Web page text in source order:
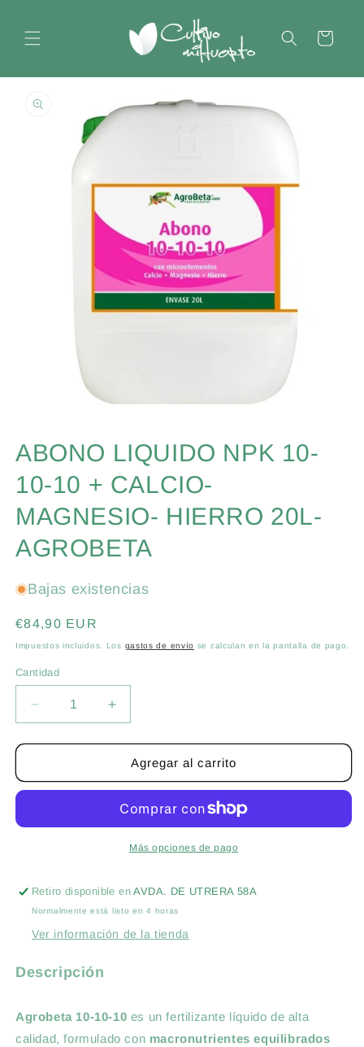
al contenido
Carrito
directamente
información
del producto
multimedia
1
en
una
modal
ABONO LIQUIDO NPK 10-
10-10 + CALCIO-
MAGNESIO- HIERRO 20L-
AGROBETA
Bajas existencias
Precio
habitual
€84,90 EUR
Impuestos incluidos. Los gastos de envío se calculan en la pantalla de pago.
Cantidad
Cantidad
Reducir
cantidad
para
LIQUIDO
10-
MAGNESIO-
HIERRO
20L-
Aumentar
cantidad
para
ABONO
LIQUIDO
10-
10-
MAGNESIO-
HIERRO
20L-
Agregar al carrito
Más opciones de pago
Retiro disponible enAVDA. DE UTRERA 58A
Normalmente está listo en 4 horas
Ver información de la tienda
Descripción
Agrobeta 10-10-10 es un fertilizante líquido de alta
calidad, formulado con macronutrientes equilibrados